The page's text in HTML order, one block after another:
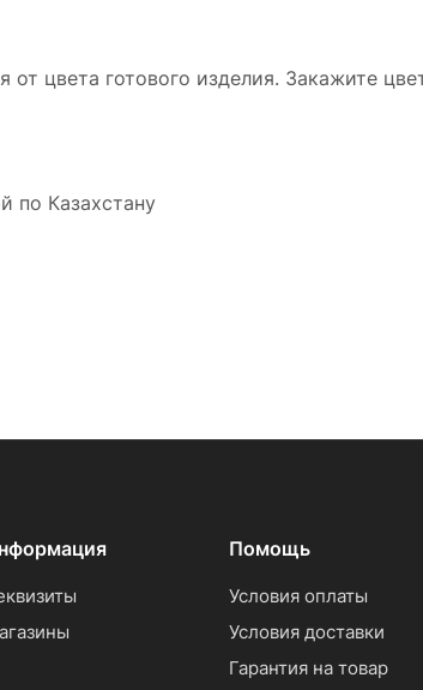
цвета готового изделия. Закажите
по Казахстану
Помощь
Условия оплаты
Условия доставки
Гарантия на товар